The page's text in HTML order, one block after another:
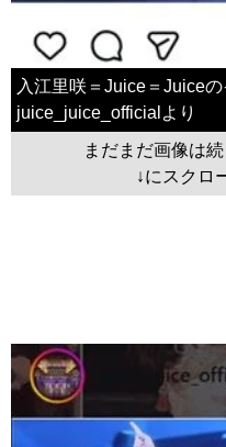
入江里咲＝Juice＝Juice
juice_juice_officialより
まだまだ画像は
↓にスクロ